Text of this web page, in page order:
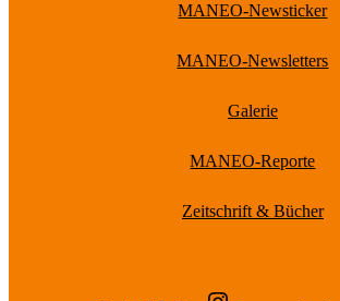
MANEO-Newsticker
MANEO-Newsletters
Galerie
MANEO-Reporte
Zeitschrift & Bücher